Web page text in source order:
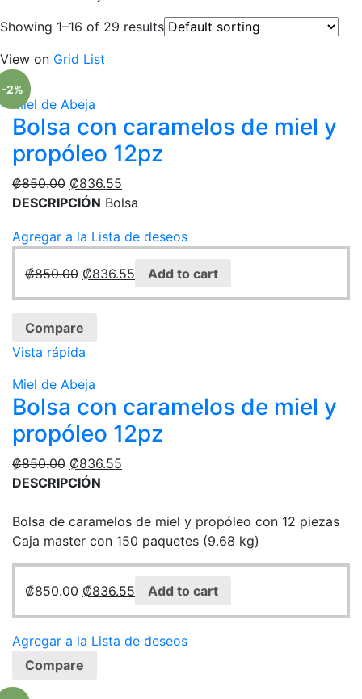
Showing 1–16 of 29 results
View on Grid List
-2%
Miel de Abeja
Bolsa con caramelos de miel y
propóleo 12pz
₡850.00 ₡836.55
DESCRIPCIÓN Bolsa
Agregar a la Lista de deseos
₡850.00 ₡836.55 Add to cart
Compare
Vista rápida
Miel de Abeja
Bolsa con caramelos de miel y
propóleo 12pz
₡850.00 ₡836.55
DESCRIPCIÓN
Bolsa de caramelos de miel y propóleo con 12 piezas
Caja master con 150 paquetes (9.68 kg)
₡850.00 ₡836.55 Add to cart
Agregar a la Lista de deseos
Compare